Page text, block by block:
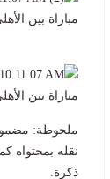
مباراة بين
مباراة بين
ملحوظة:
نقله بمحتواه
ذكرة.